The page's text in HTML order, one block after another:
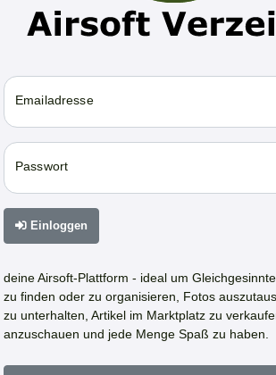
Emailadresse
Passwort
Einloggen
deine Airsoft-Plattform - ideal um
zu finden oder zu organisieren, Fotos
zu unterhalten, Artikel im Marktplatz zu
anzuschauen und jede Menge Spaß zu haben.